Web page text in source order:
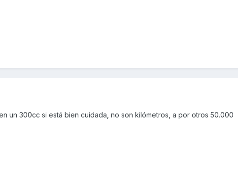
un 300cc si está bien cuidada, no son kilómetros, a por otros 50.000